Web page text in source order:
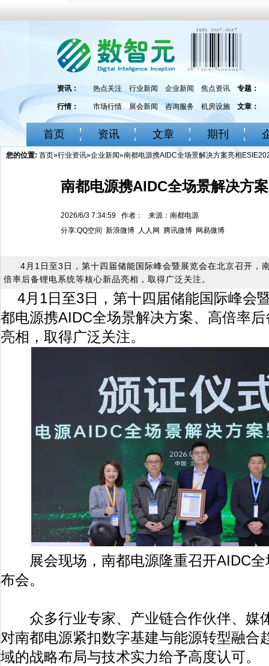
资讯： 热点关注 行业新闻 企业新闻 焦点资讯 专题：
行情： 市场行情 展会新闻 咨询服务 机房设施 文章：
首页 资讯 文章 期刊
您的位置: 首页»行业资讯»企业新闻»南都电源携AIDC全场景解决方案亮相
南都电源携AIDC全场景解决方
2026/6/3 7:34:59 作者： 来源：南都电源
分享:QQ空间 新浪微博 人人网 腾讯微博 网易微博
4月1日至3日，第十四届储能国际峰会暨展览会在北京召开，
倍率后备锂电系统等核心新品亮相，取得广泛关注。
4月1日至3日，第十四届储能国际峰会
都电源携AIDC全场景解决方案、高倍率
亮相，取得广泛关注。
展会现场，南都电源隆重召开AIDC全
布会。
众多行业专家、产业链合作伙伴、媒
对南都电源紧扣数字基建与能源转型融合
域的战略布局与技术实力给予高度认可。